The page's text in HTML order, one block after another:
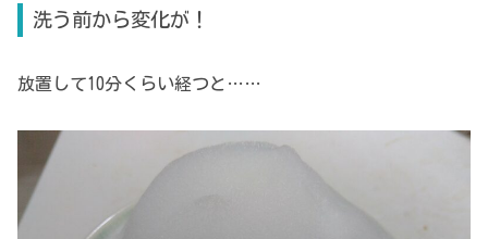
洗う前から変化が！
放置して10分くらい経つと……